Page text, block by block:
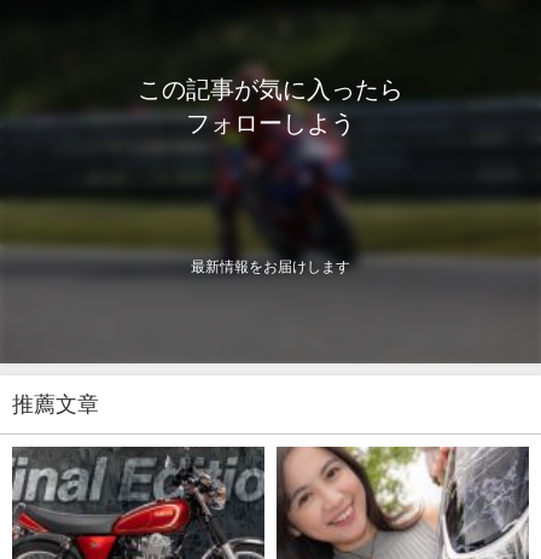
この記事が気に入ったら
フォローしよう
最新情報をお届けします
推薦文章